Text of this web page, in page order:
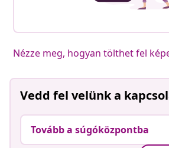
Nézze meg, hogyan tölthet fel
Vedd fel velünk a
Tovább a súgóközpontba